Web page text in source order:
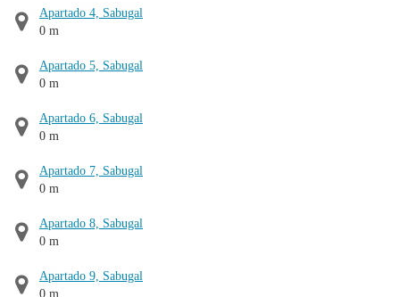
Apartado 4, Sabugal
0 m
Apartado 5, Sabugal
0 m
Apartado 6, Sabugal
0 m
Apartado 7, Sabugal
0 m
Apartado 8, Sabugal
0 m
Apartado 9, Sabugal
0 m